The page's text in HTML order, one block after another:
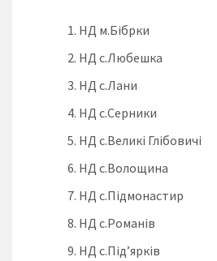
НД м.Бібрки
НД с.Любешка
НД с.Лани
НД с.Серники
НД с.Великі Глібовичі
НД с.Волощина
НД с.Підмонастир
НД с.Романів
НД с.Під’ярків